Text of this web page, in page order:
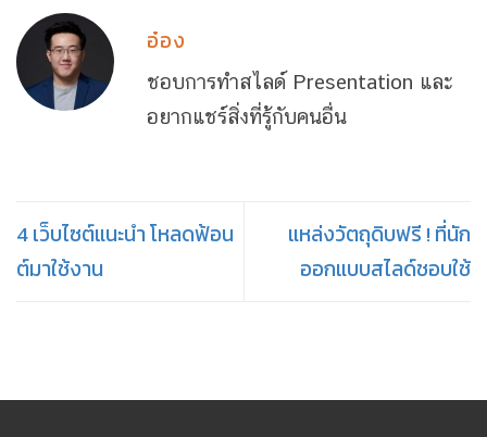
อ๋อง
ชอบการทำสไลด์ Presentation และ
อยากแชร์สิ่งที่รู้กับคนอื่น
4 เว็บไซต์แนะนำ โหลดฟ้อน
ต์มาใช้งาน
แหล่งวัตถุดิบฟรี ! ที่นัก
ออกแบบสไลด์ชอบใช้